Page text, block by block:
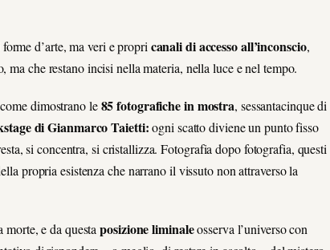
d’arte, ma veri e propricanali di accesso all’inconscio,
che restano incisi nella materia, nella luce e nel tempo.
dimostrano le85 fotografiche in mostra, sessantacinque di
di Gianmarco Taietti:ogni scatto diviene un punto fisso
si concentra, si cristallizza. Fotografia dopo fotografia, questi
propria esistenza che narrano il vissuto non attraverso la
morte, e da questaposizione liminaleosserva l’universo con